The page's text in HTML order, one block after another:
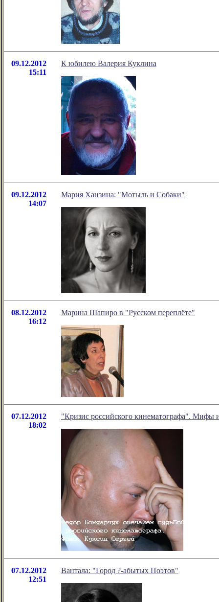
09.12.2012
15:11
К юбилею Валерия Куклина
09.12.2012
14:07
Мария Ханзина: "Мотыль и Собаки"
08.12.2012
16:12
Марина Шапиро в "Русском переплёте"
07.12.2012
18:02
"Кризис российского кинематографа". Мифы
07.12.2012
12:51
Вантала: "Город ?-абытых Поэтов"